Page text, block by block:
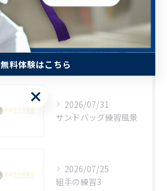
2026/08/01
信龍会通信8月号表
2026/07/31
サンドバッグ練習風景
2026/07/25
組手の練習3
無料体験はこちら
無料体験はこちら